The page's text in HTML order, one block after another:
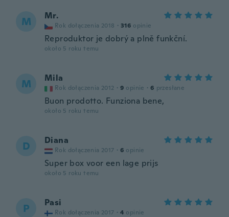
M Mr.
Rok dołączenia 2018 · 316 opinie
Reproduktor je dobrý a plně funkční.
około 5 roku temu
M Mila
Rok dołączenia 2012 · 9 opinie · 6 przesłane
Buon prodotto. Funziona bene,
około 5 roku temu
D Diana
Rok dołączenia 2017 · 6 opinie
Super box voor een lage prijs
około 5 roku temu
P Pasi
Rok dołączenia 2017 · 4 opinie